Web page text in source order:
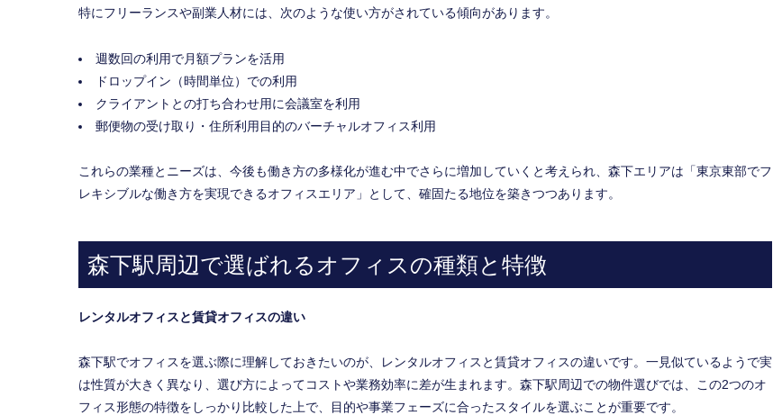
特にフリーランスや副業人材には、次のような使い方がされている傾向があります。
週数回の利用で月額プランを活用
ドロップイン（時間単位）での利用
クライアントとの打ち合わせ用に会議室を利用
郵便物の受け取り・住所利用目的のバーチャルオフィス利用
これらの業種とニーズは、今後も働き方の多様化が進む中でさらに増加していくと考えられ、森下エリアは「東京東部でフ
レキシブルな働き方を実現できるオフィスエリア」として、確固たる地位を築きつつあります。
森下駅周辺で選ばれるオフィスの種類と特徴
レンタルオフィスと賃貸オフィスの違い
森下駅でオフィスを選ぶ際に理解しておきたいのが、レンタルオフィスと賃貸オフィスの違いです。一見似ているようで実
は性質が大きく異なり、選び方によってコストや業務効率に差が生まれます。森下駅周辺での物件選びでは、この2つのオ
フィス形態の特徴をしっかり比較した上で、目的や事業フェーズに合ったスタイルを選ぶことが重要です。